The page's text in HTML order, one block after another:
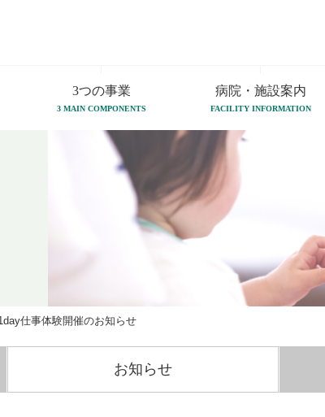
3つの事業
3 MAIN COMPONENTS
病院・施設案内
FACILITY INFORMATION
仕事体験開催のお知らせ
お知らせ